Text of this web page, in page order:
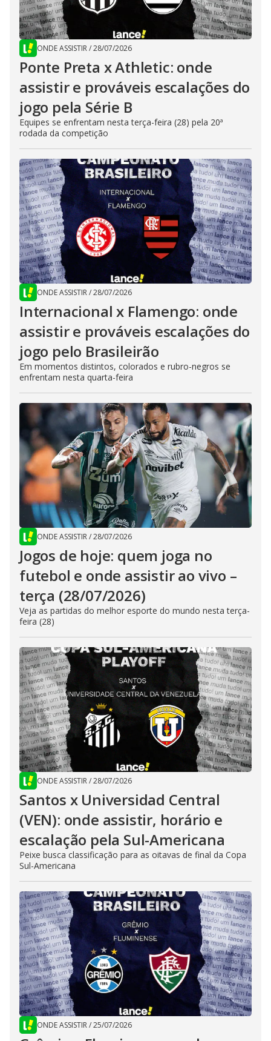
ONDE ASSISTIR/28/07/2026
Ponte Preta x Athletic: onde
assistir e prováveis escalações do
jogo pela Série B
Equipes se enfrentam nesta terça-feira (28) pela 20ª
rodada da competição
ONDE ASSISTIR/28/07/2026
Internacional x Flamengo: onde
assistir e prováveis escalações do
jogo pelo Brasileirão
Em momentos distintos, colorados e rubro-negros se
enfrentam nesta quarta-feira
ONDE ASSISTIR/28/07/2026
Jogos de hoje: quem joga no
futebol e onde assistir ao vivo –
terça (28/07/2026)
Veja as partidas do melhor esporte do mundo nesta terça-
feira (28)
ONDE ASSISTIR/28/07/2026
Santos x Universidad Central
(VEN): onde assistir, horário e
escalação pela Sul-Americana
Peixe busca classificação para as oitavas de final da Copa
Sul-Americana
ONDE ASSISTIR/25/07/2026